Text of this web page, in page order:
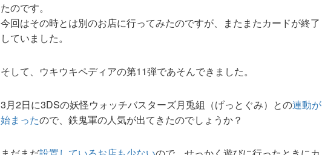
たのです。
今回はその時とは別のお店に行ってみたのですが、またまたカードが終了
していました。
そして、ウキウキペディアの第11弾であそんできました。
3月2日に3DSの妖怪ウォッチバスターズ月兎組（げっとぐみ）との連動が
始まったので、鉄鬼軍の人気が出てきたのでしょうか？